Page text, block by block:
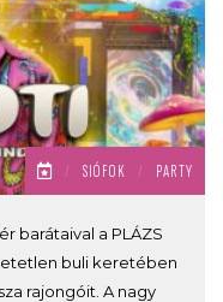
/ SIÓFOK / PARTY
barátaival a PLÁZS
buli keretében
rajongóit. A nagy